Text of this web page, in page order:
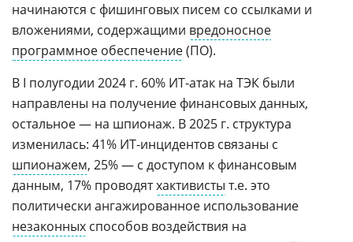
начинаются с фишинговых писем со ссылками и
вложениями, содержащими вредоносное
программное обеспечение(ПО).
В I полугодии 2024 г. 60% ИТ-атак на ТЭК были
направлены на получение финансовых данных,
остальное — на шпионаж. В 2025 г. структура
изменилась: 41% ИТ-инцидентов связаны с
шпионажем, 25% — с доступом к финансовым
данным, 17% проводятхактивисты т.е. это
политически ангажированное использование
незаконных способов воздействия на